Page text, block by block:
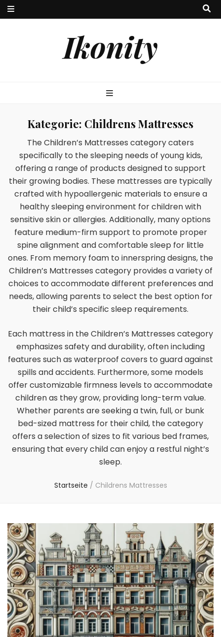
Ikonity
Kategorie: Childrens Mattresses
The Children’s Mattresses category caters
specifically to the sleeping needs of young kids,
offering a range of products designed to support
their growing bodies. These mattresses are typically
crafted with hypoallergenic materials to ensure a
healthy sleeping environment for children with
sensitive skin or allergies. Additionally, many options
feature medium-firm support to promote proper
spine alignment and comfortable sleep for little
ones. From memory foam to innerspring designs, the
Children’s Mattresses category provides a variety of
choices to accommodate different preferences and
needs, allowing parents to select the best option for
their child’s specific sleep requirements.
Each mattress in the Children’s Mattresses category
emphasizes safety and durability, often including
features such as waterproof covers to guard against
spills and accidents. Furthermore, some models
offer customizable firmness levels to accommodate
children as they grow, providing long-term value.
Whether parents are seeking a twin, full, or bunk
bed-sized mattress for their child, the category
offers a selection of sizes to fit various bed frames,
ensuring that every child can enjoy a restful night’s
sleep.
Startseite / Childrens Mattresses